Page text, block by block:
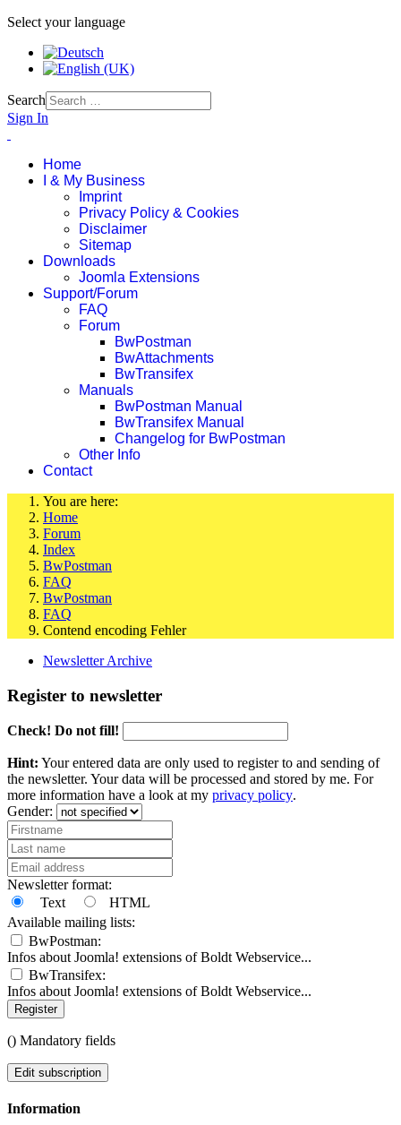
Select your language
Search
Sign In
Home
I & My Business
Imprint
Privacy Policy & Cookies
Disclaimer
Sitemap
Downloads
Joomla Extensions
Support/Forum
FAQ
Forum
BwPostman
BwAttachments
BwTransifex
Manuals
BwPostman Manual
BwTransifex Manual
Changelog for BwPostman
Other Info
Contact
You are here:
Home
Forum
Index
BwPostman
FAQ
BwPostman
FAQ
Contend encoding Fehler
Newsletter Archive
Register to newsletter
Check! Do not fill!
Hint: Your entered data are only used to register to and sending of
the newsletter. Your data will be processed and stored by me. For
more information have a look at my privacy policy.
Gender:
Newsletter format:
Text
HTML
Available mailing lists:
BwPostman:
Infos about Joomla! extensions of Boldt Webservice...
BwTransifex:
Infos about Joomla! extensions of Boldt Webservice...
Register
() Mandatory fields
Edit subscription
Information